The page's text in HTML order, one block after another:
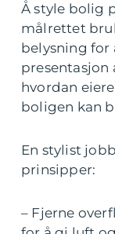
Å style bolig
målrettet
belysning for
presentasjon
hvordan
boligen kan
En stylist
prinsipper:
– Fjerne